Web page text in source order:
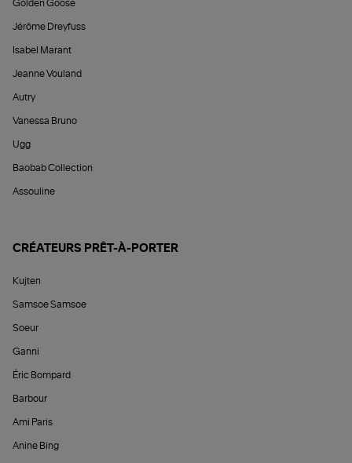
Golden Goose
Jérôme Dreyfuss
Isabel Marant
Jeanne Vouland
Autry
Vanessa Bruno
Ugg
Baobab Collection
Assouline
CRÉATEURS PRÊT-À-PORTER
Kujten
Samsoe Samsoe
Soeur
Ganni
Éric Bompard
Barbour
Ami Paris
Anine Bing